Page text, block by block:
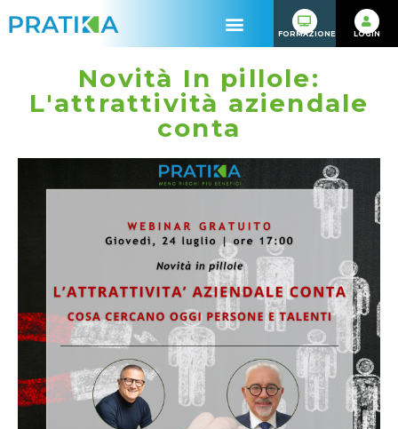
FORMAZIONE LOGIN
Novità In pillole:
L'attrattività aziendale
conta